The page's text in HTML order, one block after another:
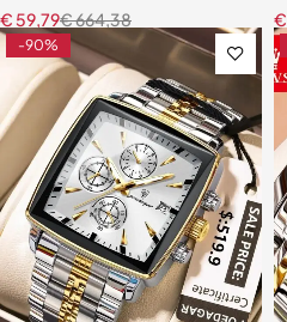
€664,38
€ 59,79 €
-90%